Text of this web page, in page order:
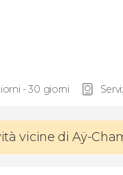
- 30 giorni
vicine di Aÿ-